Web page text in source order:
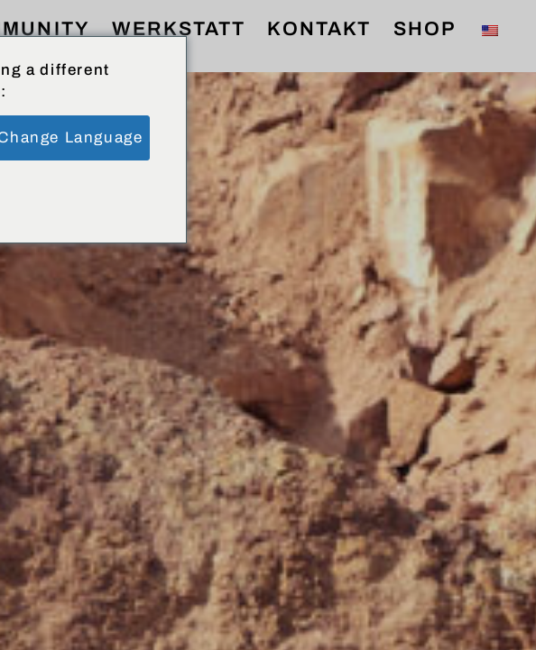
WERKSTATT KONTAKT SHOP
a different
Language